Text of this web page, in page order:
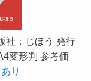
社：じほう 発行
変形判 参考価
り